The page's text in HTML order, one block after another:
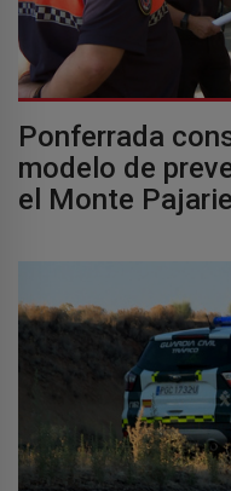
Ponferrada
modelo de
el Monte Pajariel